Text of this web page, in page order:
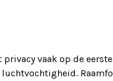
vaak op de